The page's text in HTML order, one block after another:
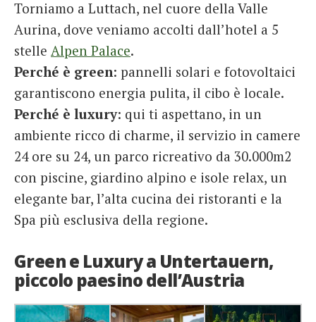
Torniamo a Luttach, nel cuore della Valle
Aurina, dove veniamo accolti dall’hotel a 5
stelle Alpen Palace.
Perché è green: pannelli solari e fotovoltaici
garantiscono energia pulita, il cibo è locale.
Perché è luxury: qui ti aspettano, in un
ambiente ricco di charme, il servizio in camere
24 ore su 24, un parco ricreativo da 30.000m2
con piscine, giardino alpino e isole relax, un
elegante bar, l’alta cucina dei ristoranti e la
Spa più esclusiva della regione.
Green e Luxury a Untertauern,
piccolo paesino dell’Austria